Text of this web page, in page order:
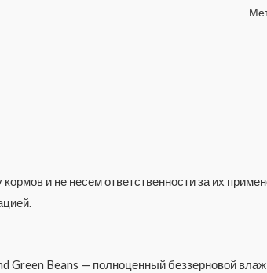
и не несем ответственности за их
Green Beans — полноценный беззерновой